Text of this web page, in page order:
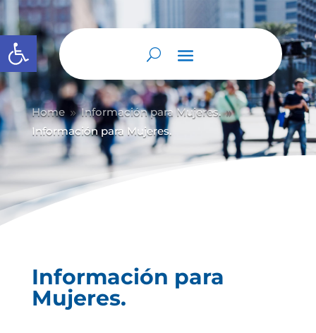
Abrir barra de herramientas
Home 9 Información para Mujeres. 9
Información para Mujeres.
Información para
Mujeres.